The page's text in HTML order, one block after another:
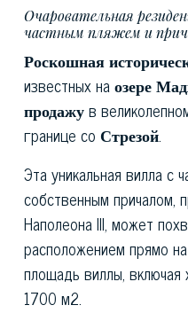
Очаровательная
частным пляжем и
Роскошная
известных наозере
продажув
границе со Стрезой.
Эта уникальная вилла с
собственным причалом,
Наполеона III, может
расположением прямо
площадь виллы, включая
1700 м2.